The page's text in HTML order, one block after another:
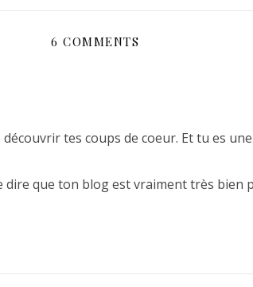
6 COMMENTS
tes coups de coeur. Et tu es
dire que ton blog est vraiment très